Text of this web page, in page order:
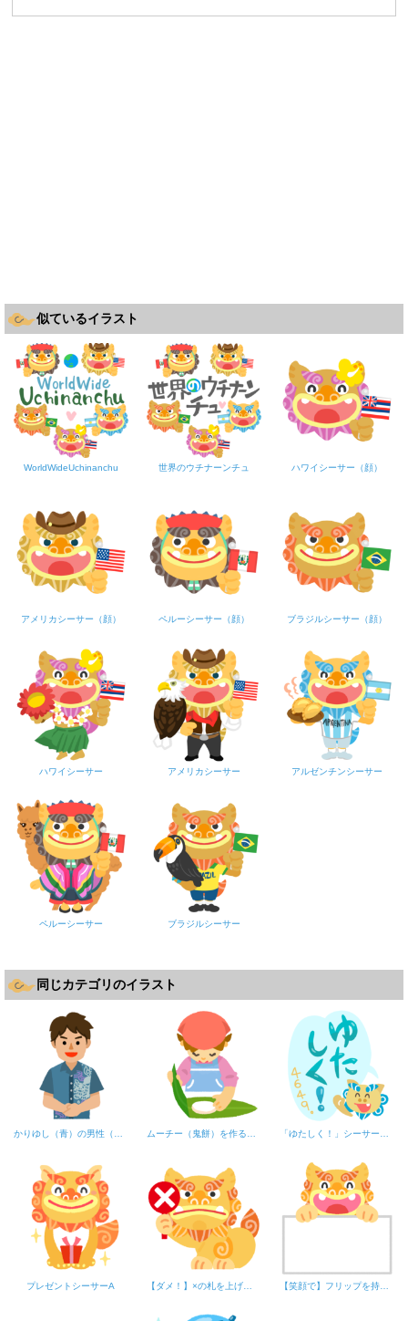
似ているイラスト
WorldWideUchinanchu 世界のウチナーンチュ ハワイシーサー（顔）
アメリカシーサー（顔） ペルーシーサー（顔） ブラジルシーサー（顔）
ハワイシーサー アメリカシーサー アルゼンチンシーサー
ペルーシーサー ブラジルシーサー
同じカテゴリのイラスト
プレゼントシーサーA 【ダメ！】×の札を上げるシーサー 【笑顔で】フリップを持つシーサー